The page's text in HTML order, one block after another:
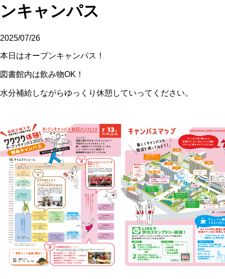
ンキャンパス
2025/07/26
本日はオープンキャンパス！
図書館内は飲み物OK！
水分補給しながらゆっくり休憩していってください。